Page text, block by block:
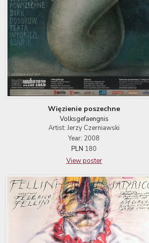
Więzienie poszechne
Volksgefaengnis
Artist: Jerzy Czerniawski
Year: 2008
PLN 180
View poster